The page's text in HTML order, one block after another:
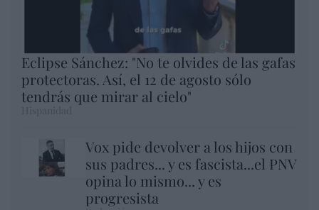
Eclipse Sánchez: "No te olvides de las gafas
protectoras. Así, el 12 de agosto sólo
tendrás que mirar al cielo"
Vox pide devolver a los hijos con
sus padres... y es fascista...el PNV
opina lo mismo... y es
progresista